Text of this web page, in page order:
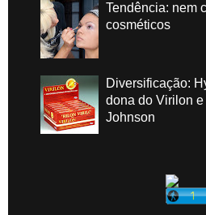
Tendência: nem
cosméticos
Diversificação:
dona do Virilon
Johnson